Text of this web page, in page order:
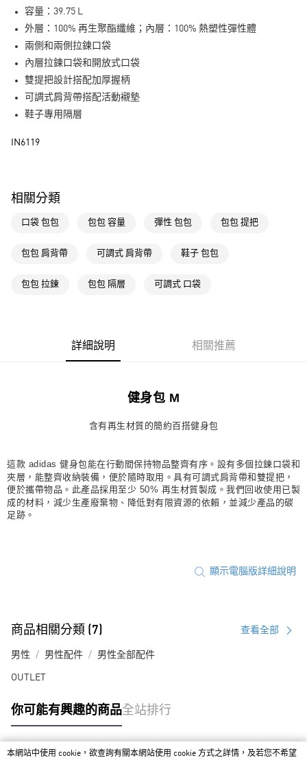
街口支付
運送方式
宅配
每筆NT$80，滿NT$1,500(含以上)免運費
付款後門市自取
容量：39.75 L
外層：100% 再生聚酯纖維；內層：100% 熱塑性彈性體
兩側和兩側拉鍊口袋
內層拉鍊口袋和開放式口袋
雙提把設計搭配加厚握柄
可調式肩背帶搭配活動襯墊
鞋子專用隔層
IN6119
相關分類
口袋 包包 包包 容量 彈性 包包 包包 提把
包包 肩背帶 可調式 肩背帶 鞋子 包包
包包 拉鍊 包包 隔層 可調式 口袋
詳細說明 相關推薦
健身包 M
含有再生材質的簡約百搭健身包
這款 adidas 健身包能在行動間保持物品整齊有序。設有多個拉鍊口袋和
夾層，能整齊收納裝備，便於隨時取用。具有可調式肩背帶和雙提把，
便於攜帶物品。此產品採用至少 50% 再生材質製成。我們回收使用已製
成的材料，減少生產廢棄物、降低對有限資源的依賴，並減少產品的碳
足跡。
顯示電腦版詳細說明
商品相關分類 (7) 查看全部
男性 男性配件 男性全部配件
OUTLET
你可能有興趣的商品全站排行
本網站中使用 cookie，欲查詢有關本網站使用 cookie 方式之詳情，及若您不希望